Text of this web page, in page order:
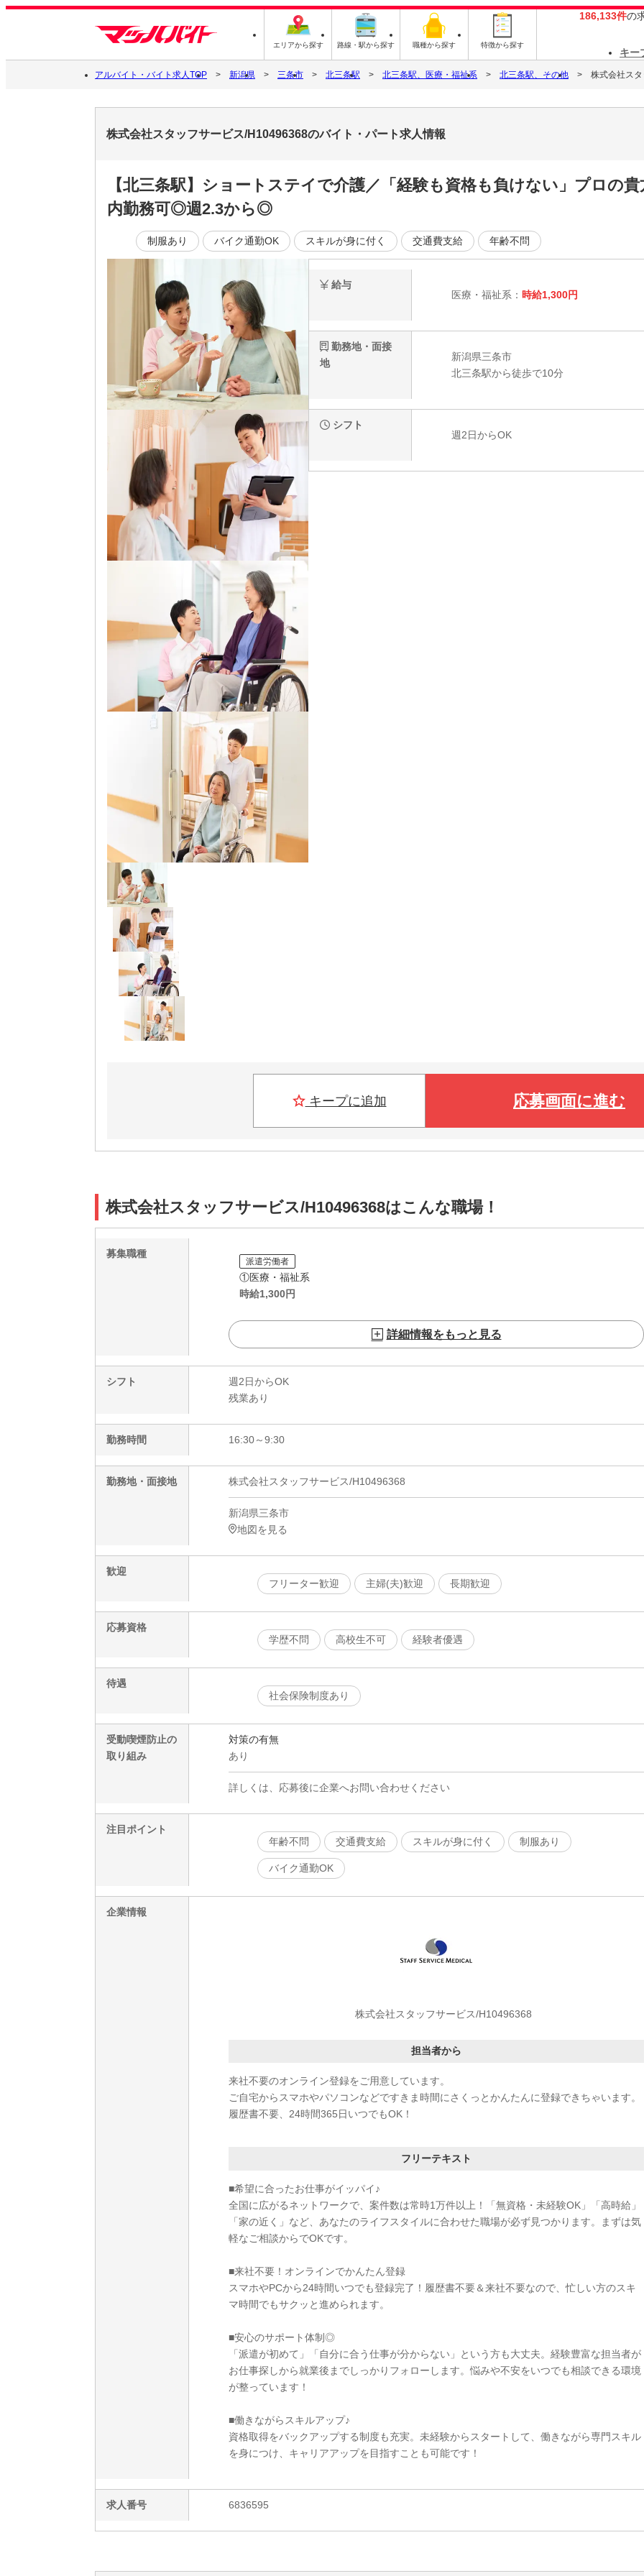
エリアから探す 路線・駅から探す 職種から探す 特徴から探す
186,133件の
キー
アルバイト・バイト求人TOP 新潟県 三条市 北三条駅 北三条駅、医療・福祉系 北三条駅、その他 株式会社ス
株式会社スタッフサービス/H10496368のバイト・パート求人情報
【北三条駅】ショートステイで介護／「経験も資格も負けない」プロの
内勤務可◎週2.3から◎
制服あり バイク通勤OK スキルが身に付く 交通費支給 年齢不問
給与
医療・福祉系： 時給1,300円
勤務地・面接
地
新潟県三条市
北三条駅から徒歩で10分
シフト
週2日からOK
キープに追加 応募画面に進む
株式会社スタッフサービス/H10496368はこんな職場！
募集職種
派遣労働者
①医療・福祉系
時給1,300円
詳細情報をもっと見る
シフト
週2日からOK
残業あり
勤務時間 16:30～9:30
勤務地・面接地 株式会社スタッフサービス/H10496368
新潟県三条市
地図を見る
歓迎
フリーター歓迎
主婦(夫)歓迎 長期歓迎
応募資格
学歴不問
高校生不可 経験者優遇
待遇
社会保険制度あり
受動喫煙防止の
取り組み
対策の有無
あり
詳しくは、応募後に企業へお問い合わせください
注目ポイント
年齢不問
交通費支給 スキルが身に付く 制服あり
バイク通勤OK
企業情報
株式会社スタッフサービス/H10496368
担当者から
来社不要のオンライン登録をご用意しています。
ご自宅からスマホやパソコンなどですきま時間にさくっとかんたんに登録できちゃいます。
履歴書不要、24時間365日いつでもOK！
フリーテキスト
■希望に合ったお仕事がイッパイ♪
全国に広がるネットワークで、案件数は常時1万件以上！「無資格・未経験OK」「高時給」
「家の近く」など、あなたのライフスタイルに合わせた職場が必ず見つかります。まずは気
軽なご相談からでOKです。
■来社不要！オンラインでかんたん登録
スマホやPCから24時間いつでも登録完了！履歴書不要＆来社不要なので、忙しい方のスキ
マ時間でもサクッと進められます。
■安心のサポート体制◎
「派遣が初めて」「自分に合う仕事が分からない」という方も大丈夫。経験豊富な担当者が
お仕事探しから就業後までしっかりフォローします。悩みや不安をいつでも相談できる環境
が整っています！
■働きながらスキルアップ♪
資格取得をバックアップする制度も充実。未経験からスタートして、働きながら専門スキル
を身につけ、キャリアアップを目指すことも可能です！
求人番号 6836595